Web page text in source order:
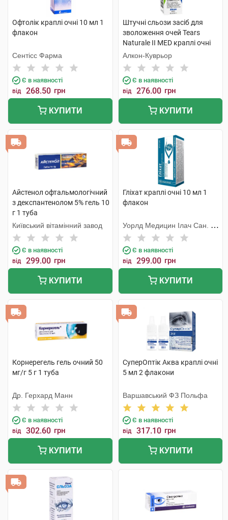
Офтолік краплі очні 10 мл 1
флакон
Сентісс Фарма
Є в наявності
від 268.50 грн
КУПИТИ
Штучні сльози засіб для
зволоження очей Tears
Naturale II MED краплі очні
15 мл 1 флакон
Алкон-Куврьор
Є в наявності
від 276.00 грн
КУПИТИ
Айстенол офтальмологічний
з декспантенолом 5% гель 10
г 1 туба
Київський вітамінний завод
Є в наявності
від 299.00 грн
КУПИТИ
Гліхат краплі очні 10 мл 1
флакон
Уорлд Медицин Ілач Сан. Ве
Тідж
Є в наявності
від 299.00 грн
КУПИТИ
Корнерегель гель очний 50
мг/г 5 г 1 туба
Др. Герхард Манн
Є в наявності
від 302.60 грн
КУПИТИ
СуперОптік Аква краплі очні
5 мл 2 флакони
Варшавський ФЗ Польфа
Є в наявності
від 317.10 грн
КУПИТИ